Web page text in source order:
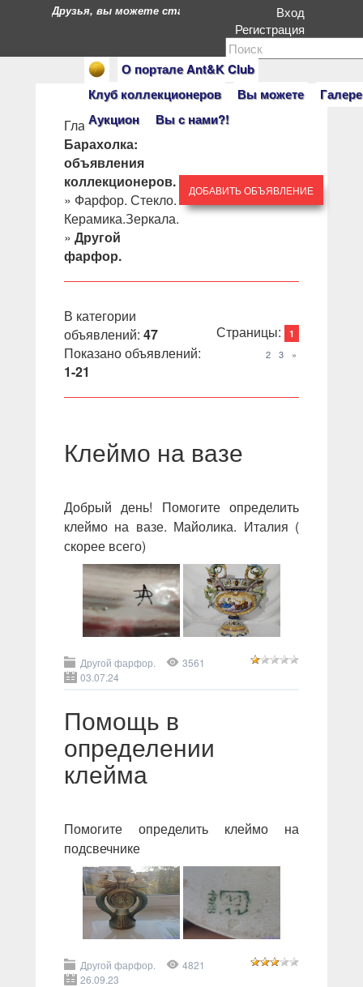
О портале Ant&K Club
Клуб коллекционеров
Вы можете
Аукцион
Вы с нами?!
Друзья, вы можете стать героями нашего портала.
Вход
Регистрация
Главная»
Барахолка:
объявления
коллекционеров.
» Фарфор. Стекло.
Керамика.Зеркала.
» Другой
фарфор.
ДОБАВИТЬ ОБЪЯВЛЕНИЕ
В категории
объявлений: 47
Показано объявлений:
1-21
Страницы: 1
2 3 »
Клеймо на вазе
Добрый день! Помогите определить
клеймо на вазе. Майолика. Италия (
скорее всего)
Другой фарфор.
3561
03.07.24
Помощь в
определении
клейма
Помогите определить клеймо на
подсвечнике
Другой фарфор.
4821
26.09.23